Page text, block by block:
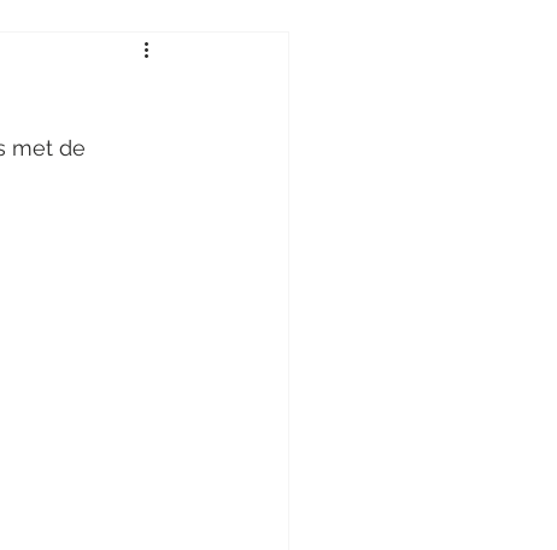
met de